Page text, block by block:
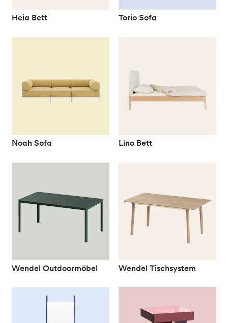
Heia Bett Torio Sofa
Noah Sofa Lino Bett
Wendel Outdoormöbel Wendel Tischsystem